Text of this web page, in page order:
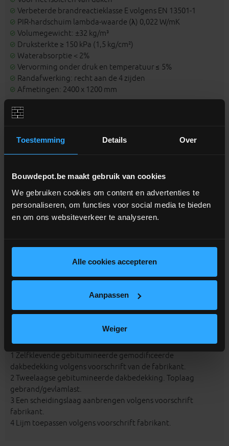
Toestemming Details Over
Bouwdepot.be maakt gebruik van cookies
We gebruiken cookies om content en advertenties te
personaliseren, om functies voor social media te bieden
en om ons websiteverkeer te analyseren.
Alle cookies accepteren
Aanpassen
Weiger
Verbeterde brandreactieklasse E volgens EN 13501-1
PIR-hardschuim lambda-waarde (λ) 0,022 W/mK
Volumegewicht: ±32 kg/m³
Druksterkte ≥ 150 kPa (1,5 kg/cm²)
Waterabsorptie < 2%
Vervorming onder druk en temperatuur ≤ 5%
Randafwerking: recht aan de 4 zijden
Afmetingen: 2400 x 1200 mm
Welke dakafwerking kan ik gebruiken?
Roofing GekleefdMechanisch
X
PIR M
X X X X
PVC Gekleefd Mechanisch Gevlamlasd
PIR LE X X -
X
X -
X -
PIR LE
X4 X -
X
1 Zelfklevende gebitumineerde gemodificeerde
dakbedekking volgens voorschrift van de fabrikant.
2 Tweelaagse gebitumineerde dakbedekking. Toplaag
gebrand/gevlamlast.
3 Een scheidingslaag aanbrengen volgens voorschrift
fabrikant.
4 Lijm toepassen volgens voorschrift fabrikant.